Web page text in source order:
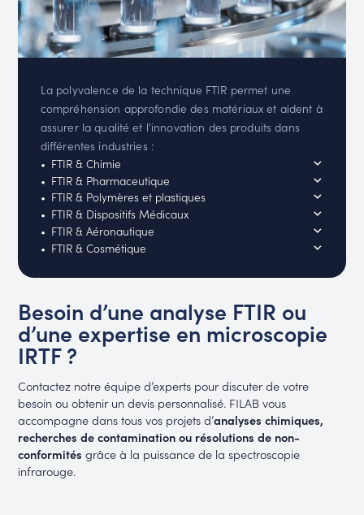
La polyvalence de la technique FTIR permet une
compréhension approfondie des matériaux et aident à
assurer la qualité et l'innovation des produits dans
différentes industries :
FTIR & Chimie
FTIR & Pharmaceutique
FTIR & Polymères et plastiques
FTIR & Dispositifs Médicaux
FTIR & Aéronautique
FTIR & Cosmétique
Besoin d’une analyse FTIR ou
d’une expertise en microscopie
IRTF ?
Contactez notre équipe d’experts pour discuter de votre
besoin ou obtenir un devis personnalisé. FILAB vous
accompagne dans tous vos projets d’analyses chimiques,
recherches de contamination ou résolutions de non-
conformitésgrâce à la puissance de la spectroscopie
infrarouge.